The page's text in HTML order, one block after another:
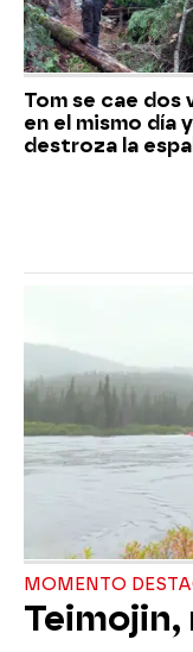
Tom se cae dos
en el mismo día
destroza la
MOMENTO